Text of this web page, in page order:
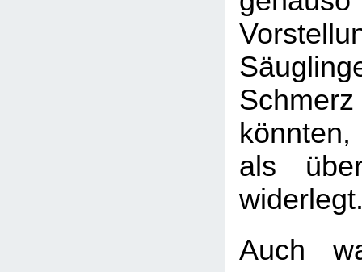
als
Auch